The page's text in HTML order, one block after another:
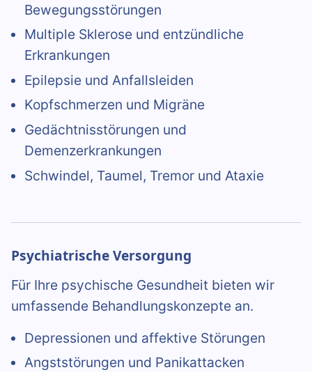
Bewegungsstörungen
Multiple Sklerose und entzündliche
Erkrankungen
Epilepsie und Anfallsleiden
Kopfschmerzen und Migräne
Gedächtnisstörungen und
Demenzerkrankungen
Schwindel, Taumel, Tremor und Ataxie
Psychiatrische Versorgung
Für Ihre psychische Gesundheit bieten wir
umfassende Behandlungskonzepte an.
Depressionen und affektive Störungen
Angststörungen und Panikattacken